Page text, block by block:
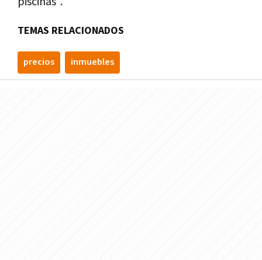
TEMAS RELACIONADOS
precios inmuebles